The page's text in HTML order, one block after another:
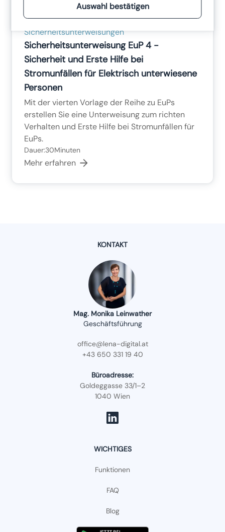
Elektrotechnik für EuP,
Sicherheitsunterweisungen
Sicherheitsunterweisung EuP 4 -
Sicherheit und Erste Hilfe bei
Stromunfällen für Elektrisch unterwiesene
Personen
Mit der vierten Vorlage der Reihe zu EuPs
erstellen Sie eine Unterweisung zum richten
Verhalten und Erste Hilfe bei Stromunfällen für
EuPs.
Dauer:30Minuten
Mehr erfahren
KONTAKT
Mag. Monika Leinwather
Geschäftsführung
office@lena-digital.at
+43 650 331 19 40
Büroadresse:
Goldeggasse 33/1–2
1040 Wien
WICHTIGES
Funktionen
FAQ
Blog
Bevorzugt verwenden wir dafür Tools, die keine
Daten ausserhalb der Europäischen Union
senden.
Auswahl bestätigen